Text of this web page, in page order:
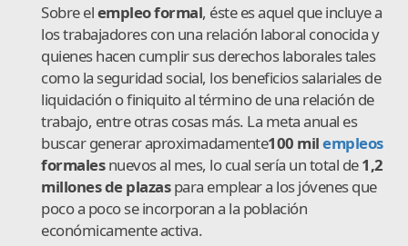
Sobre elempleo formal, éste es aquel que incluye a
los trabajadores con una relación laboral conocida y
quienes hacen cumplir sus derechos laborales tales
como la seguridad social, los beneficios salariales de
liquidación o finiquito al término de una relación de
trabajo, entre otras cosas más. La meta anual es
buscar generar aproximadamente100 milempleos
formalesnuevos al mes, lo cual sería un total de1,2
millones de plazaspara emplear a los jóvenes que
poco a poco se incorporan a la población
económicamente activa.